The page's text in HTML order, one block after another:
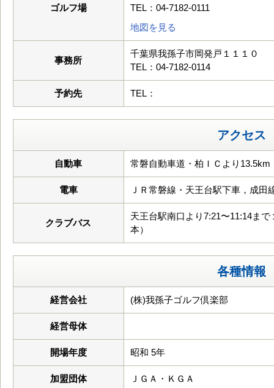
ゴルフ場
TEL：04-7182-0111
地図を見る
事務所
千葉県我孫子市岡発戸１１１０
TEL：04-7182-0114
予約先 TEL：
アクセス
自動車 常磐自動車道・柏ＩＣより13.5km
電車 ＪＲ常磐線・天王台駅下車，成田
クラブバス
天王台駅南口より7:21〜11:14ま
本）
各種情報
経営会社 (株)我孫子ゴルフ倶楽部
経営母体
開場年度 昭和 5年
加盟団体 ＪＧＡ・ＫＧＡ